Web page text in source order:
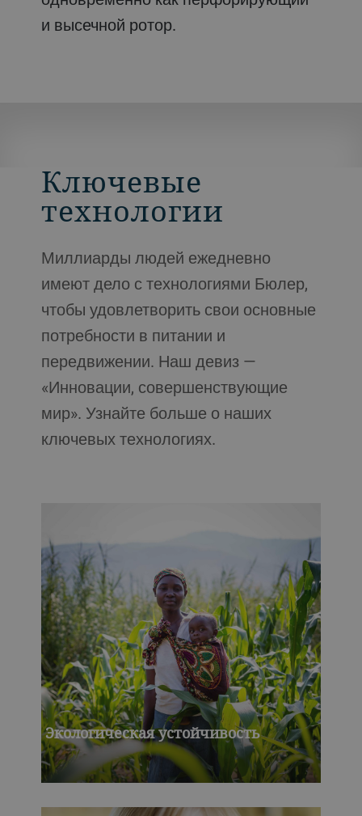
и высечной ротор.
Ключевые
технологии
Миллиарды людей ежедневно
имеют дело с технологиями Бюлер,
чтобы удовлетворить свои основные
потребности в питании и
передвижении. Наш девиз —
«Инновации, совершенствующие
мир». Узнайте больше о наших
ключевых технологиях.
Экологическая устойчивость